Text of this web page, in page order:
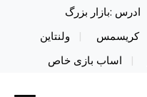
ادرس :بازار بزرگ
کریسمس
ولنتاین
اساب بازی خاص